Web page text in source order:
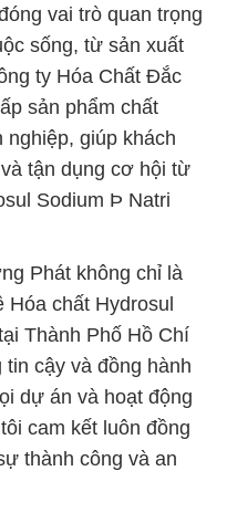
vai trò quan trọng
sống, từ sản xuất
ty Hóa Chất Đắc
sản phẩm chất
nghiệp, giúp khách
tận dụng cơ hội từ
Sodium Þ Natri
Phát không chỉ là
chất Hydrosul
Thành Phố Hồ Chí
cậy và đồng hành
dự án và hoạt động
cam kết luôn đồng
thành công và an